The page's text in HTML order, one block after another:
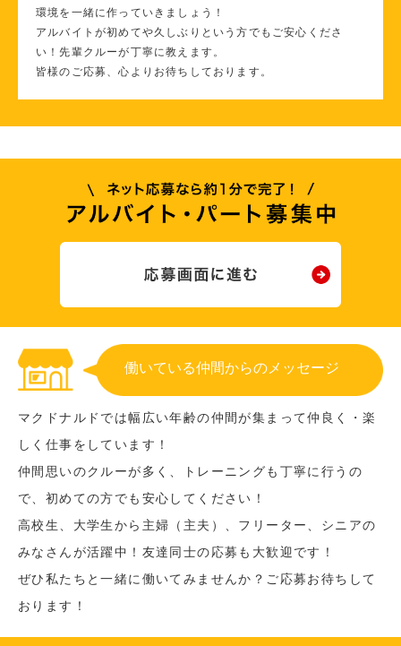
環境を一緒に作っていきましょう！
アルバイトが初めてや久しぶりという方でもご安心くださ
い！先輩クルーが丁寧に教えます。
皆様のご応募、心よりお待ちしております。
働いている仲間からのメッセージ
マクドナルドでは幅広い年齢の仲間が集まって仲良く・楽
しく仕事をしています！
仲間思いのクルーが多く、トレーニングも丁寧に行うの
で、初めての方でも安心してください！
高校生、大学生から主婦（主夫）、フリーター、シニアの
みなさんが活躍中！友達同士の応募も大歓迎です！
ぜひ私たちと一緒に働いてみませんか？ご応募お待ちして
おります！